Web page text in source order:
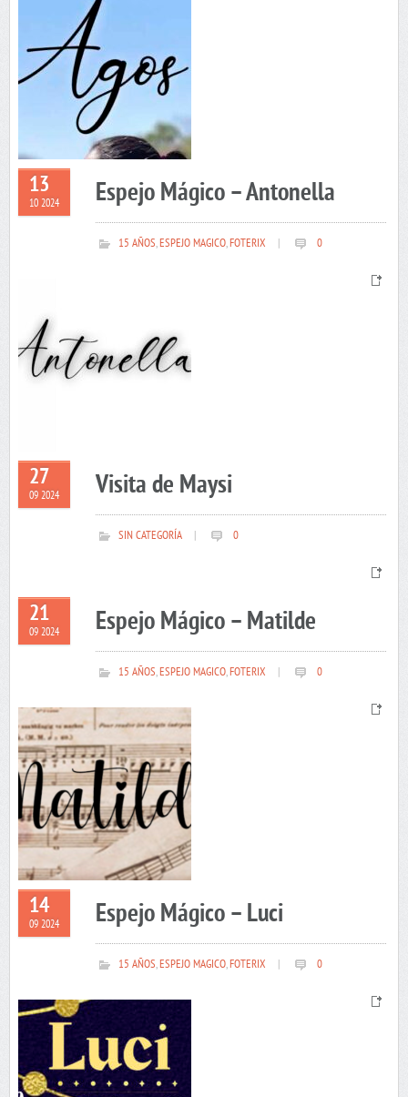
13
10 2024 Espejo Mágico – Antonella
15 AÑOS,ESPEJO MAGICO,FOTERIX 0
27
09 2024 Visita de Maysi
SIN CATEGORÍA 0
21
09 2024 Espejo Mágico – Matilde
15 AÑOS,ESPEJO MAGICO,FOTERIX 0
14
09 2024 Espejo Mágico – Luci
15 AÑOS,ESPEJO MAGICO,FOTERIX 0